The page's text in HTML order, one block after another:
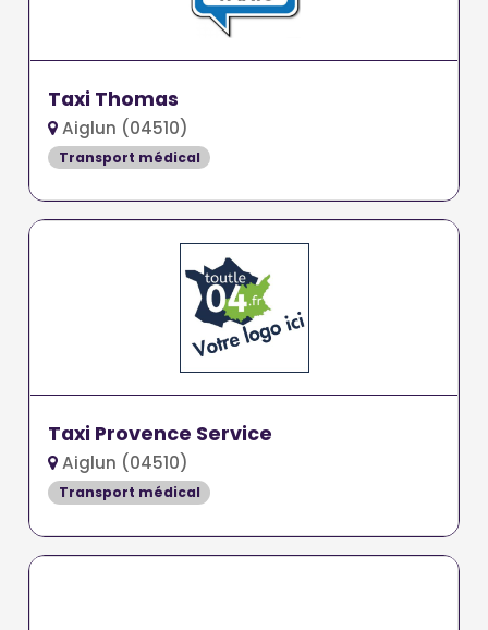
Taxi Thomas
Aiglun (04510)
Transport médical
Taxi Provence Service
Aiglun (04510)
Transport médical